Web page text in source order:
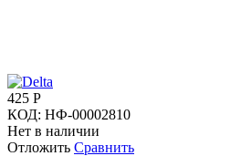
425 Р
КОД: НФ-00002810
Нет в наличии
Отложить Сравнить